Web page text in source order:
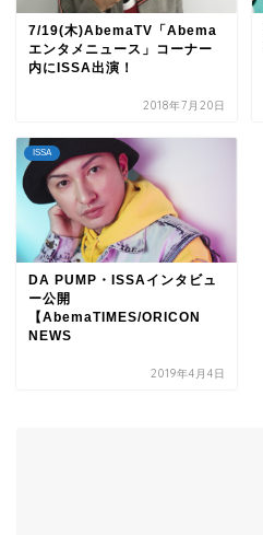
7/19(木)AbemaTV「Abema
エンタメニュース」コーナー
内にISSA出演！
2018年7月20日
ISSA
DA PUMP・ISSAインタビュ
ー公開
【AbemaTIMES/ORICON
NEWS
2019年4月4日